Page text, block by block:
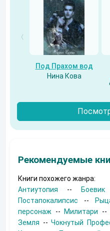
Под Прахом вод
Нина Кова
Рекомендуемые
Книги похожего жанра:
Антиутопия -- Боевик
Постапокалипсис --
персонаж -- Милитари --
Земля --Чокнутый